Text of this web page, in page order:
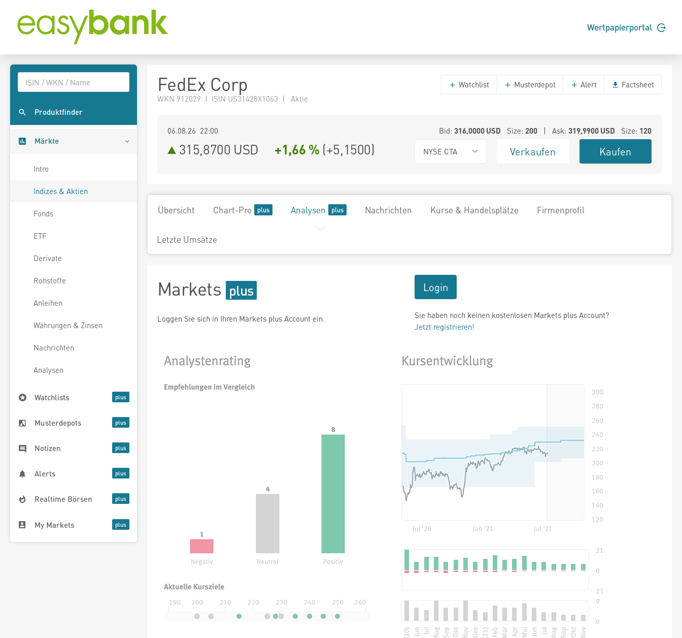
Wertpapierportal
Produktfinder
Märkte
Intro
Indizes & Aktien
Fonds
ETF
Derivate
Rohstoffe
Anleihen
Währungen & Zinsen
Nachrichten
Analysen
Watchlists
Musterdepots
Notizen
Alerts
Realtime Börsen
My Markets
FedEx Corp
WKN 912029 | ISIN US31428X1063 | Aktie
Watchlist Musterdepot Alert Factsheet
06.08.26 22:00 Bid: 316,0000USD Size: 200| Ask: 319,9900USD Size: 120
315,8700 USD +1,66 % (+5,1500) NYSE CTA Verkaufen Kaufen
Übersicht Chart-Pro Analysen Nachrichten Kurse & Handelsplätze Firmenprofil
Letzte Umsätze
Markets
Loggen Sie sich in Ihren Markets plus Account ein.
Login
Sie haben noch keinen kostenlosen Markets plus Account?
Jetzt registrieren!